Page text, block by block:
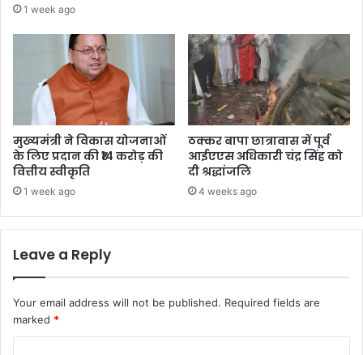
1 week ago
मुख्यमंत्री ने विकास योजनाओं
के लिए प्रदान की ₹14 करोड़ की
वित्तीय स्वीकृति
1 week ago
ठक्कर बापा छात्रावास में पूर्व
आईएएस अधिकारी चंद्र सिंह को
दी श्रद्धांजलि
4 weeks ago
Leave a Reply
Your email address will not be published. Required fields are
marked *